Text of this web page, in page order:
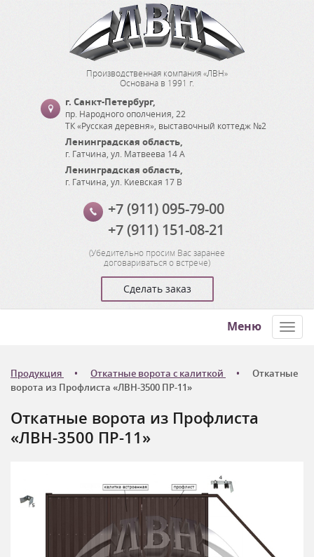
Производственная компания «ЛВН»
Основана в 1991 г.
г. Санкт-Петербург,
пр. Народного ополчения, 22
ТК «Русская деревня», выставочный коттедж №2
Ленинградская область,
г. Гатчина ул. Матвеева 14 А
Ленинградская область,
г. Гатчина ул. Киевская 17 В
+7 (911) 095-79-00
+7 (911) 151-08-21
(Убедительно просим Вас заранее
договариваться о встрече)
Сделать заказ
Меню
Продукция Откатные ворота с калиткой
Откатные
ворота из Профлиста «ЛВН-3500 ПР-11»
Откатные ворота из Профлиста
«ЛВН-3500 ПР-11»